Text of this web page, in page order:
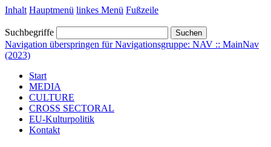
Inhalt Hauptmenü linkes Menü Fußzeile
Suchbegriffe Suchen
Navigation überspringen für Navigationsgruppe: NAV :: MainNav
(2023)
Start
MEDIA
CULTURE
CROSS SECTORAL
EU-Kulturpolitik
Kontakt